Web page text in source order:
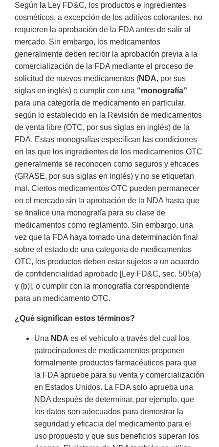
Según la Ley FD&C, los productos e ingredientes
cosméticos, a excepción de los aditivos colorantes, no
requieren la aprobación de la FDA antes de salir al
mercado. Sin embargo, los medicamentos
generalmente deben recibir la aprobación previa a la
comercialización de la FDA mediante el proceso de
solicitud de nuevos medicamentos (NDA, por sus
siglas en inglés) o cumplir con una “monografía”
para una categoría de medicamento en particular,
según lo establecido en la Revisión de medicamentos
de venta libre (OTC, por sus siglas en inglés) de la
FDA. Estas monografías especifican las condiciones
en las que los ingredientes de los medicamentos OTC
generalmente se reconocen como seguros y eficaces
(GRASE, por sus siglas en inglés) y no se etiquetan
mal. Ciertos medicamentos OTC pueden permanecer
en el mercado sin la aprobación de la NDA hasta que
se finalice una monografía para su clase de
medicamentos como reglamento. Sin embargo, una
vez que la FDA haya tomado una determinación final
sobre el estado de una categoría de medicamentos
OTC, los productos deben estar sujetos a un acuerdo
de confidencialidad aprobado [Ley FD&C, sec. 505(a)
y (b)], o cumplir con la monografía correspondiente
para un medicamento OTC.
¿Qué significan estos términos?
Una NDA es el vehículo a través del cual los
patrocinadores de medicamentos proponen
formalmente productos farmacéuticos para que
la FDA apruebe para su venta y comercialización
en Estados Unidos. La FDA solo aprueba una
NDA después de determinar, por ejemplo, que
los datos son adecuados para demostrar la
seguridad y eficacia del medicamento para el
uso propuesto y que sus beneficios superan los